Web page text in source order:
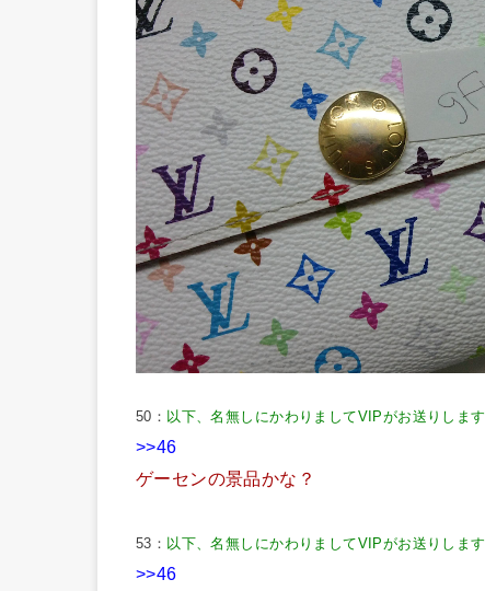
50： 以下、名無しにかわりましてVIPがお送りします
>>46
ゲーセンの景品かな？
53： 以下、名無しにかわりましてVIPがお送りします
>>46